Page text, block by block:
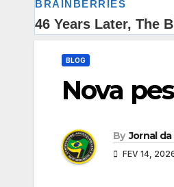
BLOG
Nova
By Jornal
FEV 14,